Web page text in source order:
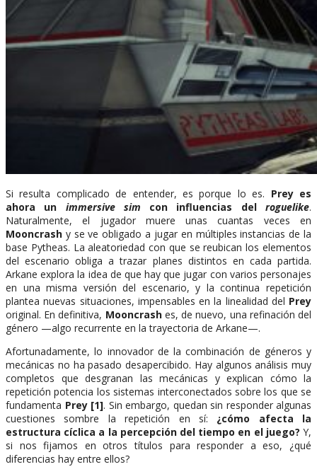
Si resulta complicado de entender, es porque lo es. Prey es
ahora un immersive sim con influencias delroguelike.
Naturalmente, el jugador muere unas cuantas veces en
Mooncrash y se ve obligado a jugar en múltiples instancias de la
base Pytheas. La aleatoriedad con que se reubican los elementos
del escenario obliga a trazar planes distintos en cada partida.
Arkane explora la idea de que hay que jugar con varios personajes
en una misma versión del escenario, y la continua repetición
plantea nuevas situaciones, impensables en la linealidad del Prey
original. En definitiva, Mooncrashes, de nuevo, una refinación del
género —algo recurrente en la trayectoria de Arkane—.
Afortunadamente, lo innovador de la combinación de géneros y
mecánicas no ha pasado desapercibido. Hay algunos análisis muy
completos que desgranan las mecánicas y explican cómo la
repetición potencia los sistemas interconectados sobre los que se
fundamenta Prey [1]. Sin embargo, quedan sin responder algunas
cuestiones sombre la repetición en sí: ¿cómo afecta la
estructura cíclica a la percepción del tiempo en el juego? Y,
si nos fijamos en otros títulos para responder a eso, ¿qué
diferencias hay entre ellos?